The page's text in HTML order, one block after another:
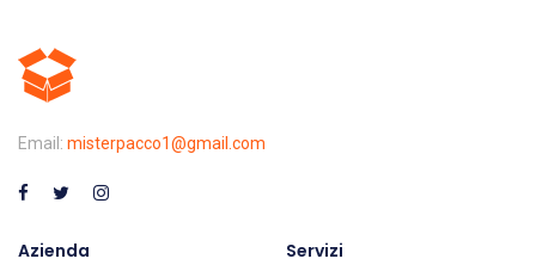
Email: misterpacco1@gmail.com
Azienda Servizi